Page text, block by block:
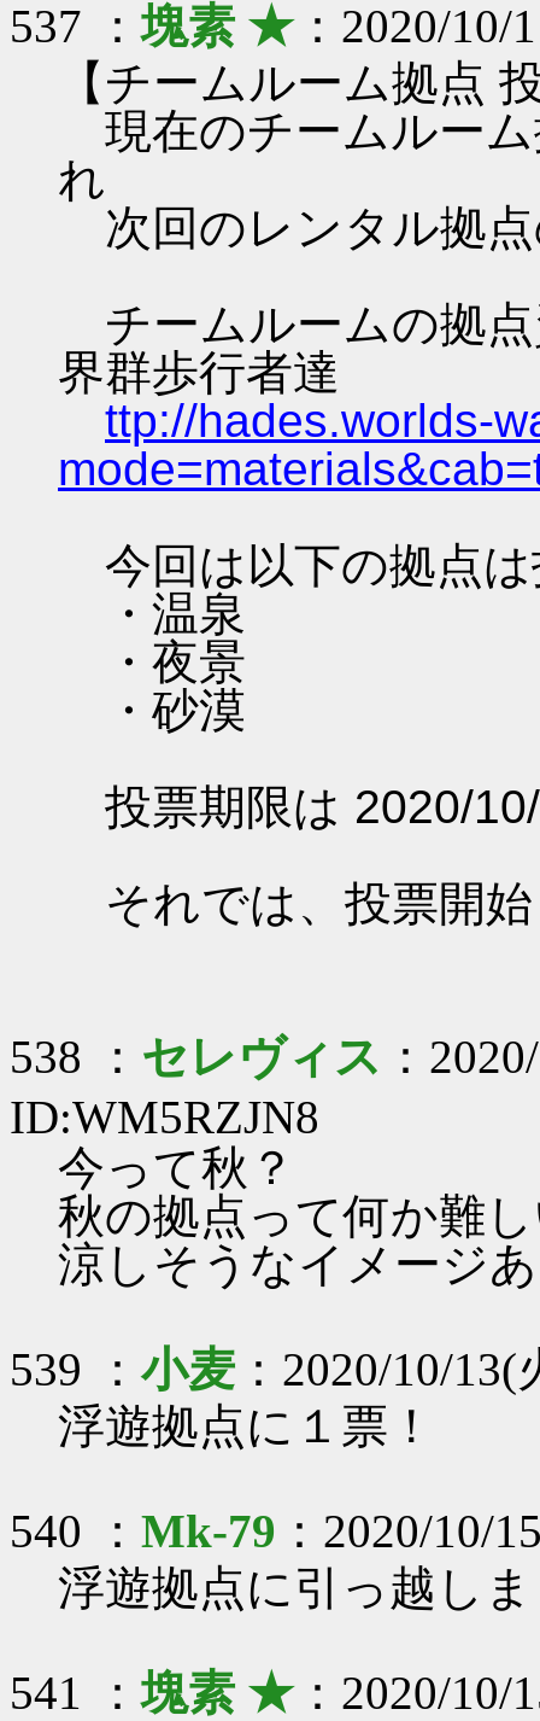
537 ：塊素 ★：2020/10/
【チームルーム拠点
現在のチームルー
れ
次回のレンタル拠
チームルームの拠
界群歩行者達
ttp://hades.worlds-
今回は以下の拠点
・温泉
・夜景
・砂漠
投票期限は 2020/
それでは、投票開
538 ： セレヴィス ：
ID:WM5RZJN8
今って秋？
秋の拠点って何か難
涼しそうなイメージ
539 ：小麦 ：2020/10/
浮遊拠点に１票！
540 ： Mk-79 ：2020/10/
浮遊拠点に引っ越し
541 ：塊素 ★：2020/10/